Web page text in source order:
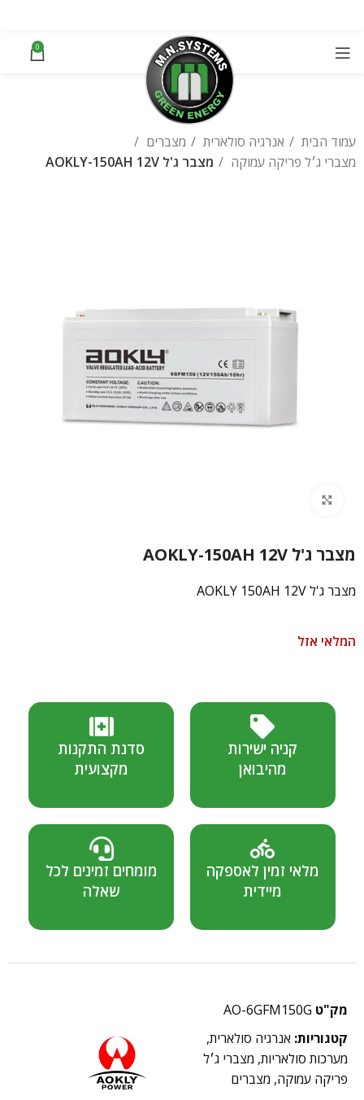
0
עמוד הבית אנרגיה סולארית
מצברים
מצברי ג׳ל פריקה עמוקה
מצבר ג'ל AOKLY-150AH 12V
מצבר ג'ל AOKLY-150AH 12V
מצבר ג'ל AOKLY 150AH 12V
המלאי אזל
קניה ישירות
מהיבואן
סדנת התקנות
מקצועית
מלאי זמין לאספקה
מיידית
מומחים זמינים לכל
שאלה
מק"ט AO-6GFM150G
קטגוריות: אנרגיה סולארית,
מערכות סולאריות, מצברי ג׳ל
פריקה עמוקה, מצברים